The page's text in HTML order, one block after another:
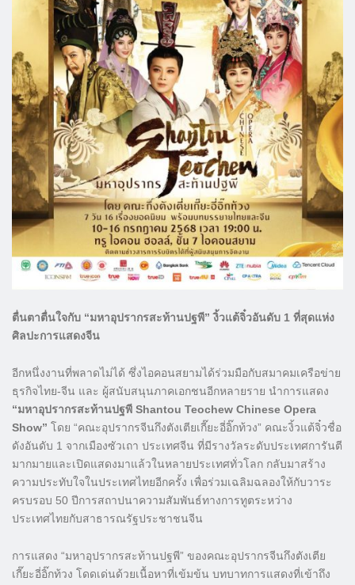
ตื่นตาตื่นใจกับ “มหาอุปรากรสะท้านปฐพี” งิ้วแต้จิ๋วอันดับ 1 ที่สุดแห่ง
ศิลปะการแสดงจีน
อีกหนึ่งงานที่พลาดไม่ได้ ซึ่งไอคอนสยามได้ร่วมมือกับสมาคมเครือข่าย
ธุรกิจไทย-จีน และ ผู้สนับสนุนภาคเอกชนอีกหลายราย นำการแสดง
“มหาอุปรากรสะท้านปฐพี Shantou Teochew Chinese Opera
Show” โดย “คณะอุปรากรจีนกึงตังเตียเกี๊ยะอี่อิ๊กท้วง” คณะงิ้วแต้จิ๋วชื่อ
ดังอันดับ 1 จากเมืองซัวเถา ประเทศจีน ที่มีรางวัลระดับประเทศการันตี
มากมายและเปิดแสดงมาแล้วในหลายประเทศทั่วโลก กลับมาสร้าง
ความประทับใจในประเทศไทยอีกครั้ง เพื่อร่วมเฉลิมฉลองให้กับวาระ
ครบรอบ 50 ปีการสถาปนาความสัมพันธ์ทางการทูตระหว่าง
ประเทศไทยกับสาธารณรัฐประชาชนจีน
การแสดง “มหาอุปรากรสะท้านปฐพี” ของคณะอุปรากรจีนกึงตังเตีย
เกี๊ยะอี่อิ๊กท้วง โดดเด่นด้วยเนื้อหาที่เข้มข้น บทบาทการแสดงที่เข้าถึง